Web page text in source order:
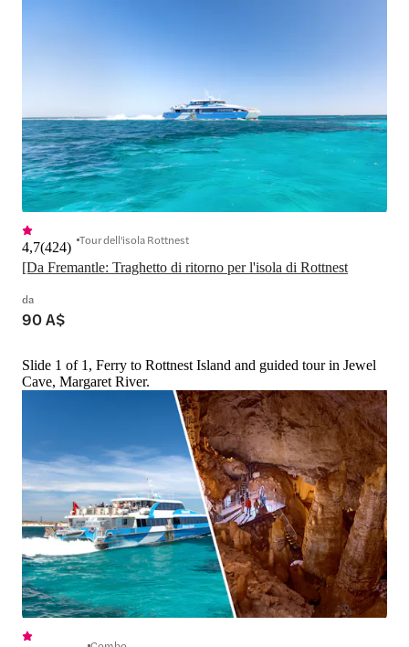
[Da Fremantle: Traghetto di ritorno per l'isola di Rottnest
4,7(424) Tour dell'isola Rottnest
da
90 A$
Slide 1 of 1, Ferry to Rottnest Island and guided tour in Jewel
Cave, Margaret River.